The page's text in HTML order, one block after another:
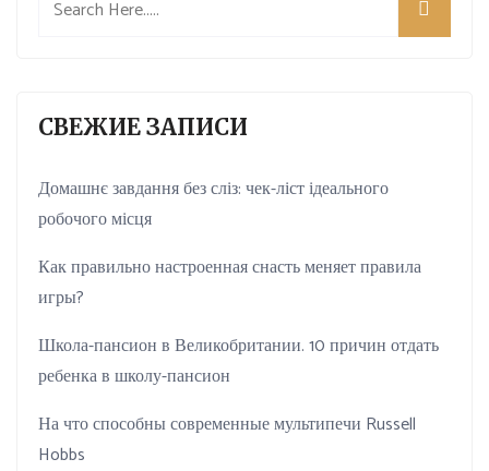
СВЕЖИЕ ЗАПИСИ
Домашнє завдання без сліз: чек-ліст ідеального
робочого місця
Как правильно настроенная снасть меняет правила
игры?
Школа-пансион в Великобритании. 10 причин отдать
ребенка в школу-пансион
На что способны современные мультипечи Russell
Hobbs